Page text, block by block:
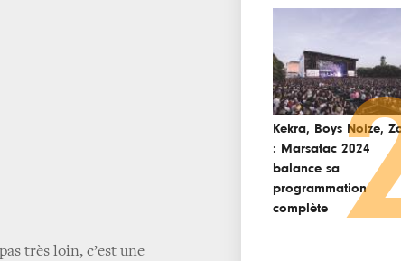
très loin, c’est une
Kekra, Boys Noize,
: Marsatac 2024
balance sa
programmation
complète